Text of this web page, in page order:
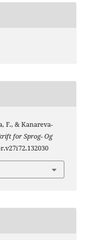
F., & Kanareva-
for Sprog- Og